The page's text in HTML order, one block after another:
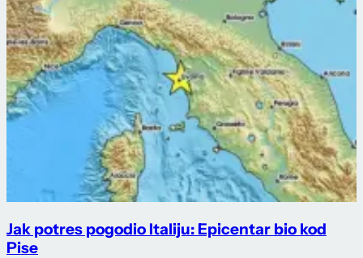
Jak potres pogodio Italiju: Epicentar bio kod
Pise